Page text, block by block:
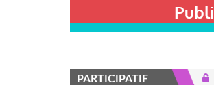
PARTICIPATIF